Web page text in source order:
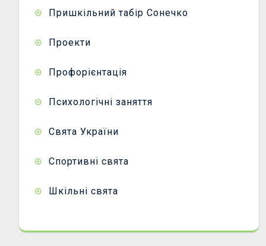
Пришкільний табір Сонечко
Проекти
Профорієнтація
Психологічні заняття
Свята України
Спортивні свята
Шкільні свята